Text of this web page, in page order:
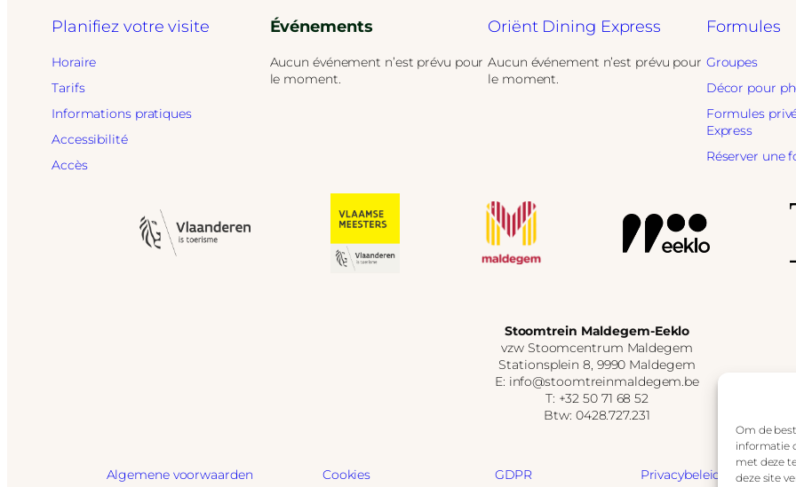
Om de
informatie
met deze
deze site
Planifiez votre visite
Horaire
Tarifs
Informations pratiques
Accessibilité
Accès
Événements
Aucun événement n’est prévu pour
le moment.
Oriënt Dining Express
Aucun événement n’est prévu pour
le moment.
Formules
Groupes
Décor pour
Formules
Express
Réserver une
Stoomtrein Maldegem-Eeklo
vzw Stoomcentrum Maldegem
Stationsplein 8, 9990 Maldegem
E: info@stoomtreinmaldegem.be
T: +32 50 71 68 52
Btw: 0428.727.231
Algemene voorwaarden Cookies GDPR Privacybeleid